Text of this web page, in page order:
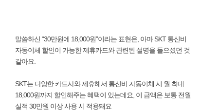
말씀하신 “30만원에 18,000원”이라는 표현은, 아마 SKT 통신비
자동이체 할인이 가능한 제휴카드와 관련된 설명을 들으셨던 것
같아요.
SKT는 다양한 카드사와 제휴해서 통신비 자동이체 시 월 최대
18,000원까지 할인해주는 혜택이 있는데요, 이 금액은 보통 전월
실적 30만원 이상 사용 시 적용돼요